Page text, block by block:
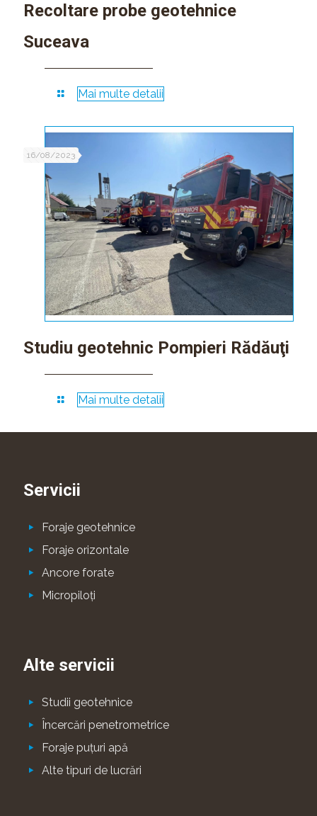
Recoltare probe geotehnice
Suceava
Mai multe detalii
16/08/2023
Studiu geotehnic Pompieri Rădăuţi
Mai multe detalii
Servicii
Foraje geotehnice
Foraje orizontale
Ancore forate
Micropiloţi
Alte servicii
Studii geotehnice
Încercări penetrometrice
Foraje puţuri apă
Alte tipuri de lucrări